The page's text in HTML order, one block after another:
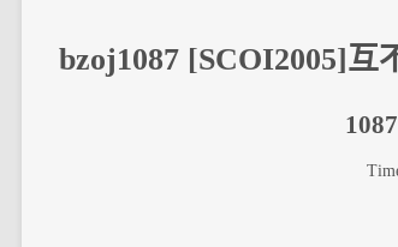
bzoj1087 [SCOI2005]互